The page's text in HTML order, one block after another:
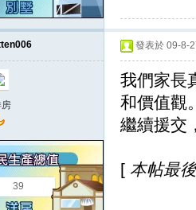
39
發表於 09-8-
我們家長
和價值觀
繼續援交
[ 本帖最